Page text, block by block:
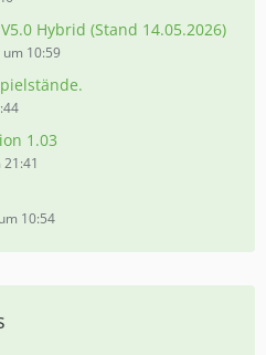
Hybrid (Stand 14.05.2026)
10:59
1.03
10:54